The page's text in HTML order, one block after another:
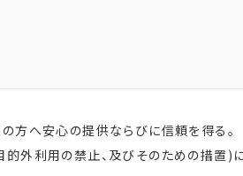
方へ安心の提供ならびに信頼を得る。
外利用の禁止、及びそのための措置)